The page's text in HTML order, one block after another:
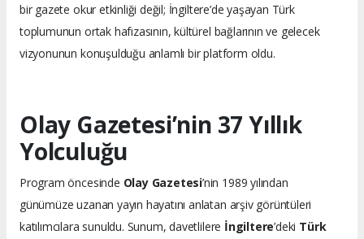
bir gazete okur etkinliği değil; İngiltere’de yaşayan Türk
toplumunun ortak hafızasının, kültürel bağlarının ve gelecek
vizyonunun konuşulduğu anlamlı bir platform oldu.
Olay Gazetesi’nin 37 Yıllık
Yolculuğu
Program öncesinde Olay Gazetesi’nin 1989 yılından
günümüze uzanan yayın hayatını anlatan arşiv görüntüleri
katılımcılara sunuldu. Sunum, davetlilere İngiltere’deki Türk